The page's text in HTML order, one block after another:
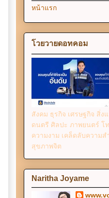
หน้าแรก
โวยวายดอทคอม
สังคม ธุรกิจ เศรษฐกิจ สิ่ง
ดนตรี ศิลปะ ภาพยนตร์ โ
ความงาม เคล็ดลับความส
สุขภาพจิต
Naritha Joyame